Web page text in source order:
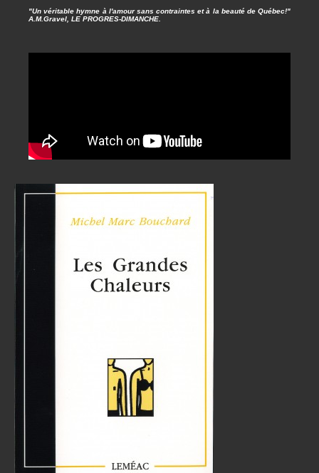
"Un véritable hymne à l'amour sans contraintes et à la beauté de Québec!"
A.M.Gravel, LE PROGRES-DIMANCHE.